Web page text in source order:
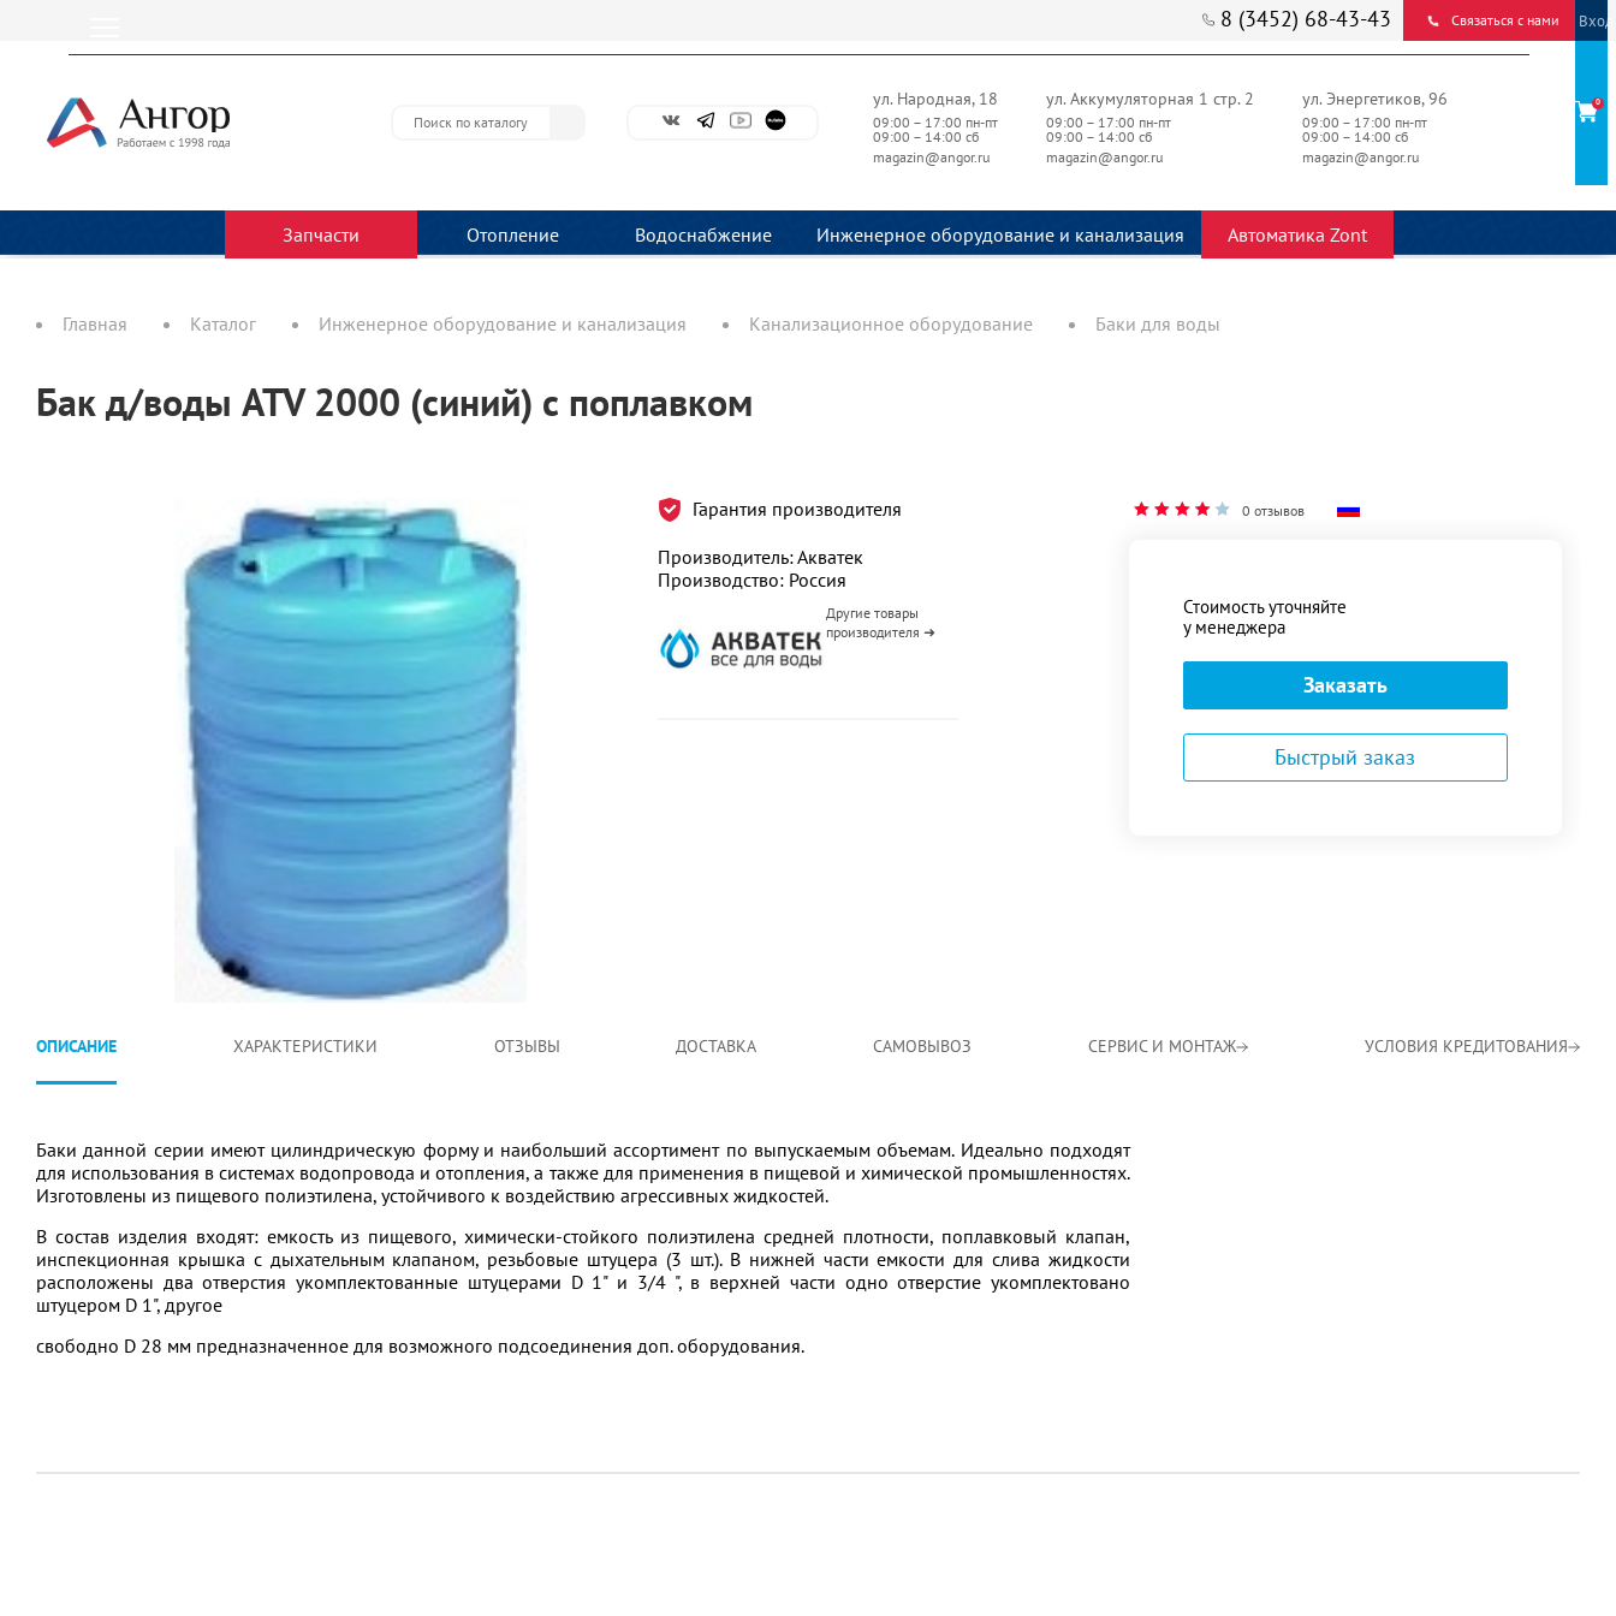
8 (3452) 68-43-43 Связаться с нами
ул. Народная, 18
09:00 – 17:00 пн-пт
09:00 – 14:00 сб
magazin@angor.ru
ул. Аккумуляторная 1 стр. 2
09:00 – 17:00 пн-пт
09:00 – 14:00 сб
magazin@angor.ru
ул. Энергетиков, 96
09:00 – 17:00 пн-пт
09:00 – 14:00 сб
magazin@angor.ru
Запчасти Отопление Водоснабжение Инженерное оборудование и канализация Автоматика Zont
Вход
0
Главная Каталог Инженерное оборудование и канализация Канализационное оборудование Баки для воды
Бак д/воды ATV 2000 (синий) с поплавком
Гарантия производителя
Производитель: Акватек
Производство: Россия
Другие товары
производителя ➜
0 отзывов
Стоимость уточняйте
у менеджера
Заказать
Быстрый заказ
ОПИСАНИЕ ХАРАКТЕРИСТИКИ ОТЗЫВЫ ДОСТАВКА САМОВЫВОЗ СЕРВИС И МОНТАЖ УСЛОВИЯ КРЕДИТОВАНИЯ
Баки данной серии имеют цилиндрическую форму и наибольший ассортимент по выпускаемым объемам. Идеально подходят
для использования в системах водопровода и отопления, а также для применения в пищевой и химической промышленностях.
Изготовлены из пищевого полиэтилена, устойчивого к воздействию агрессивных жидкостей.
В состав изделия входят: емкость из пищевого, химически-стойкого полиэтилена средней плотности, поплавковый клапан,
инспекционная крышка с дыхательным клапаном, резьбовые штуцера (3 шт.). В нижней части емкости для слива жидкости
расположены два отверстия укомплектованные штуцерами D 1" и 3/4 ", в верхней части одно отверстие укомплектовано
штуцером D 1", другое
свободно D 28 мм предназначенное для возможного подсоединения доп. оборудования.